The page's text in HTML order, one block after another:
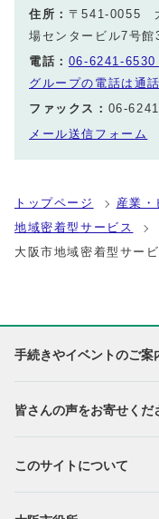
住所： 〒541-0055
場センタービル7号館
電話： 06-6241-6530
グループの電話は通
ファックス： 06-
メール送信フォーム
トップページ 産業・
地域密着型サービス
大阪市地域密着型サー
手続きやイベントのご案
皆さんの声をお寄せくだ
このサイトについて